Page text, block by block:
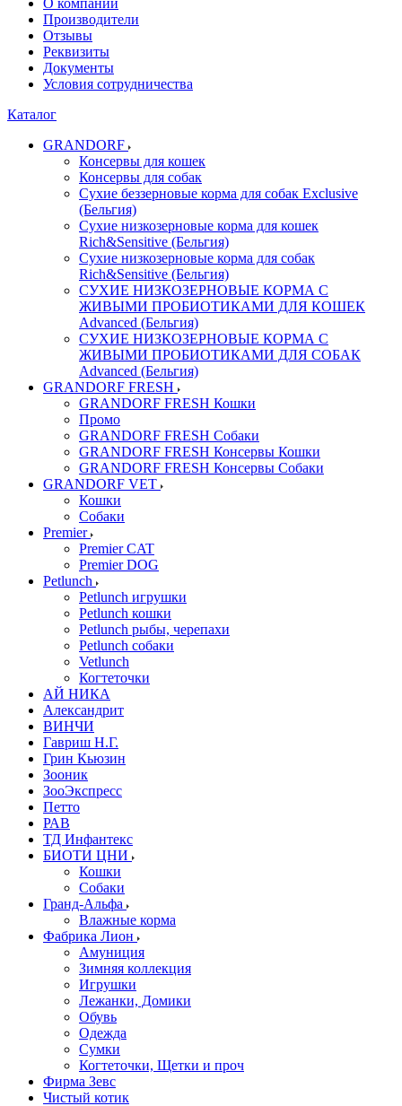
О компании
Производители
Отзывы
Реквизиты
Документы
Условия сотрудничества
Каталог
GRANDORF
Консервы для кошек
Консервы для собак
Сухие беззерновые корма для собак Exclusive
(Бельгия)
Сухие низкозерновые корма для кошек
Rich&Sensitive (Бельгия)
Сухие низкозерновые корма для собак
Rich&Sensitive (Бельгия)
СУХИЕ НИЗКОЗЕРНОВЫЕ КОРМА С
ЖИВЫМИ ПРОБИОТИКАМИ ДЛЯ КОШЕК
Advanced (Бельгия)
СУХИЕ НИЗКОЗЕРНОВЫЕ КОРМА С
ЖИВЫМИ ПРОБИОТИКАМИ ДЛЯ СОБАК
Advanced (Бельгия)
GRANDORF FRESH
GRANDORF FRESH Кошки
Промо
GRANDORF FRESH Собаки
GRANDORF FRESH Консервы Кошки
GRANDORF FRESH Консервы Собаки
GRANDORF VET
Кошки
Собаки
Premier
Premier CAT
Premier DOG
Petlunch
Petlunch игрушки
Petlunch кошки
Petlunch рыбы, черепахи
Petlunch собаки
Vetlunch
Когтеточки
АЙ НИКА
Александрит
ВИНЧИ
Гавриш Н.Г.
Грин Кьюзин
Зооник
ЗооЭкспресс
Петто
РАВ
ТД Инфантекс
БИОТИ ЦНИ
Кошки
Собаки
Гранд-Альфа
Влажные корма
Фабрика Лион
Амуниция
Зимняя коллекция
Игрушки
Лежанки, Домики
Обувь
Одежда
Сумки
Когтеточки, Щетки и проч
Фирма Зевс
Чистый котик